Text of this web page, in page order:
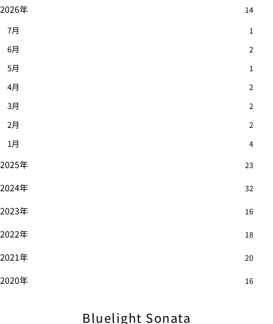
2026年 14
7月 1
6月 2
5月 1
4月 2
3月 2
2月 2
1月 4
2025年 23
2024年 32
2023年 16
2022年 18
2021年 20
2020年 16
Bluelight Sonata